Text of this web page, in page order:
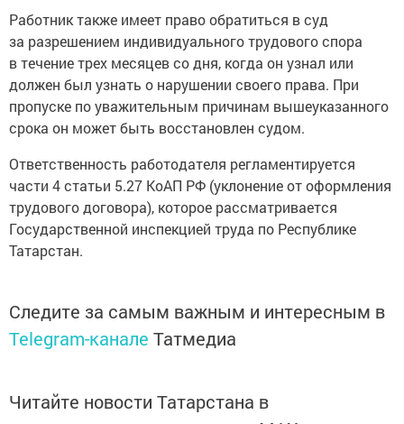
Работник также имеет право обратиться в суд
за разрешением индивидуального трудового спора
в течение трех месяцев со дня, когда он узнал или
должен был узнать о нарушении своего права. При
пропуске по уважительным причинам вышеуказанного
срока он может быть восстановлен судом.
Ответственность работодателя регламентируется
части 4 статьи 5.27 КоАП РФ (уклонение от оформления
трудового договора), которое рассматривается
Государственной инспекцией труда по Республике
Татарстан.
Следите за самым важным и интересным в
Telegram-канале Татмедиа
Читайте новости Татарстана в